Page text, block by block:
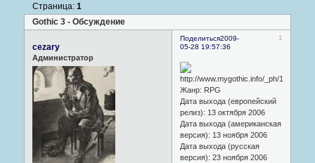
Gothic 3 - Обсуждение
Страница: 1
Поделиться 1
2009-
05-28 19:57:36
cezary
Администратор
Жанр: RPG
Дата выхода (европейский
релиз): 13 октября 2006
Дата выхода (американская
версия): 13 ноября 2006
Дата выхода (русская
версия): 23 ноября 2006